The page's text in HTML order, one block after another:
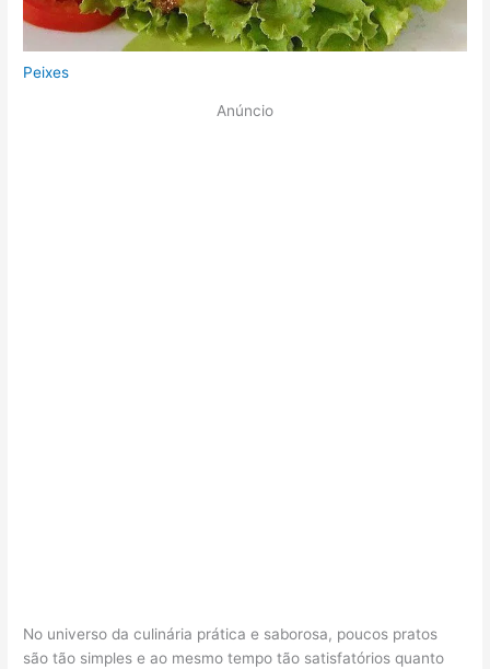
Peixes
Anúncio
No universo da culinária prática e saborosa, poucos pratos
são tão simples e ao mesmo tempo tão satisfatórios quanto